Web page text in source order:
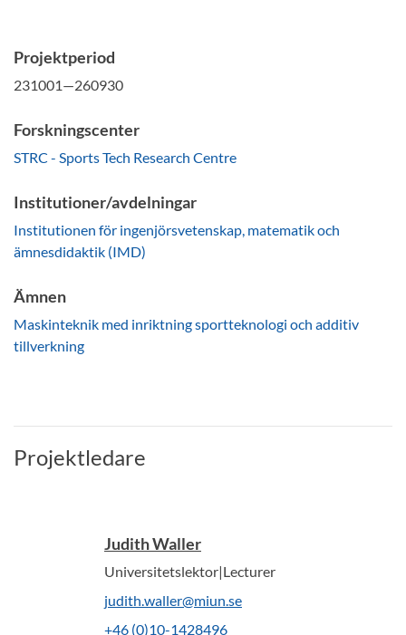
Projektperiod
231001—260930
Forskningscenter
STRC - Sports Tech Research Centre
Institutioner/avdelningar
Institutionen för ingenjörsvetenskap, matematik och
ämnesdidaktik (IMD)
Ämnen
Maskinteknik med inriktning sportteknologi och additiv
tillverkning
Projektledare
Judith Waller
Universitetslektor|Lecturer
judith.waller@miun.se
+46 (0)10-1428496